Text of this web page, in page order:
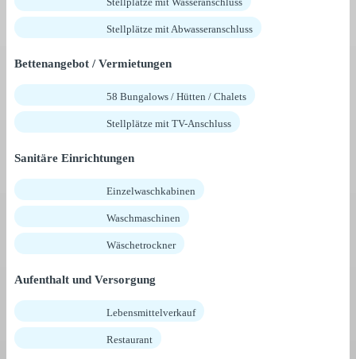
Stellplätze mit Abwasseranschluss
Bettenangebot / Vermietungen
58 Bungalows / Hütten / Chalets
Stellplätze mit TV-Anschluss
Sanitäre Einrichtungen
Einzelwaschkabinen
Waschmaschinen
Wäschetrockner
Aufenthalt und Versorgung
Lebensmittelverkauf
Restaurant